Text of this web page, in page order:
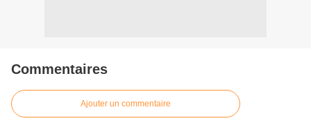
Commentaires
Ajouter un commentaire